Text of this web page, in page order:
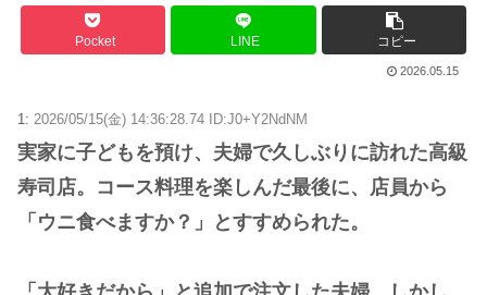
Pocket LINE コピー
2026.05.15
1: 2026/05/15(金) 14:36:28.74 ID:J0+Y2NdNM
実家に子どもを預け、夫婦で久しぶりに訪れた高級
寿司店。コース料理を楽しんだ最後に、店員から
「ウニ食べますか？」とすすめられた。